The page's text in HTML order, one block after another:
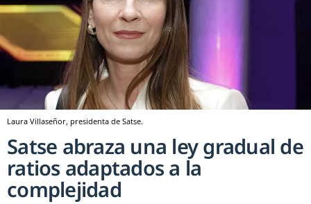
Laura Villaseñor, presidenta de Satse.
Satse abraza una ley gradual de
ratios adaptados a la
complejidad